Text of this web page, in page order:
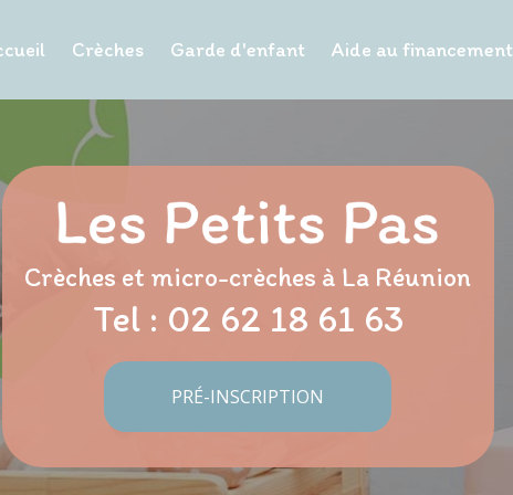
Crèches Garde d'enfant Aide au financement
Crèches et micro-crèches à La Réunion
Tel : 02 62 18 61 63
PRÉ-INSCRIPTION